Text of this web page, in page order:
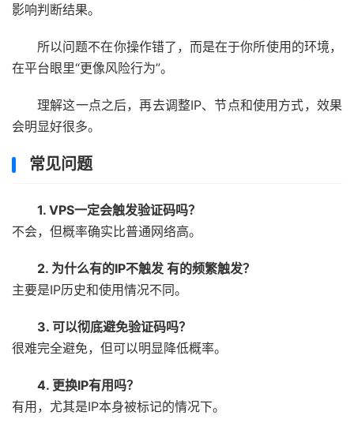
影响判断结果。
所以问题不在你操作错了，而是在于你所使用的环境，
在平台眼里“更像风险行为”。
理解这一点之后，再去调整IP、节点和使用方式，效果
会明显好很多。
常见问题
1. VPS一定会触发验证码吗？
不会，但概率确实比普通网络高。
2. 为什么有的IP不触发 有的频繁触发？
主要是IP历史和使用情况不同。
3. 可以彻底避免验证码吗？
很难完全避免，但可以明显降低概率。
4. 更换IP有用吗？
有用，尤其是IP本身被标记的情况下。